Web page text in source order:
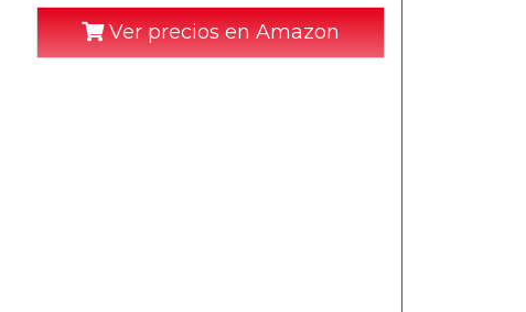
Ver precios en Amazon